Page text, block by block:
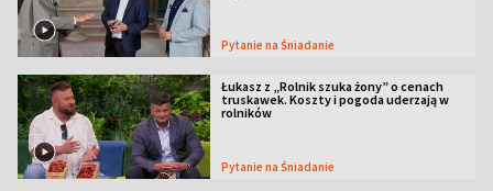
Pytanie na Śniadanie
Łukasz z „Rolnik szuka żony” o cenach
truskawek. Koszty i pogoda uderzają w
rolników
Pytanie na Śniadanie